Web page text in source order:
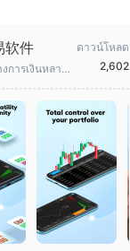
软件
ารเงินหลาก
ดาวน์โหลด
2,602